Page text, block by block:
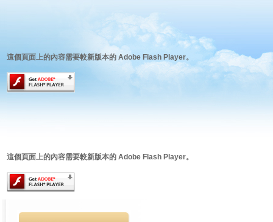
這個頁面上的內容需要較新版本的 Adobe Flash Player。
這個頁面上的內容需要較新版本的 Adobe Flash Player。